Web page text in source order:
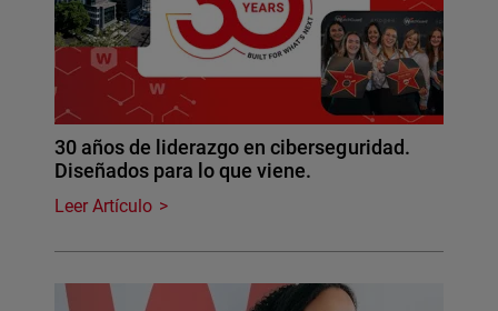
30 años de liderazgo en ciberseguridad.
Diseñados para lo que viene.
Leer Artículo